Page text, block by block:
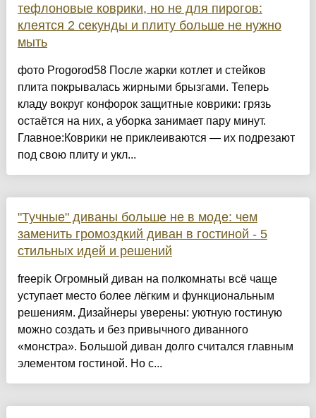
тефлоновые коврики, но не для пирогов:
клеятся 2 секунды и плиту больше не нужно
мыть
фото Progorod58 После жарки котлет и стейков
плита покрывалась жирными брызгами. Теперь
кладу вокруг конфорок защитные коврики: грязь
остаётся на них, а уборка занимает пару минут.
Главное:Коврики не приклеиваются — их подрезают
под свою плиту и укл...
"Тучные" диваны больше не в моде: чем
заменить громоздкий диван в гостиной - 5
стильных идей и решений
freepik Огромный диван на полкомнаты всё чаще
уступает место более лёгким и функциональным
решениям. Дизайнеры уверены: уютную гостиную
можно создать и без привычного диванного
«монстра». Большой диван долго считался главным
элементом гостиной. Но с...